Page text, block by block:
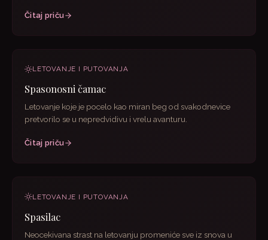
Čitaj priču
LETOVANJE I PUTOVANJA
Spasonosni čamac
Letovanje koje je pocelo kao miran beg od svakodnevice
pretvorilo se u nepredvidivu i vrelu avanturu.
Čitaj priču
LETOVANJE I PUTOVANJA
Spasilac
Neocekivana strast na letovanju promeniće sve iz snova u